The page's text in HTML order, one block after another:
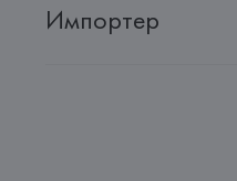
Импортер